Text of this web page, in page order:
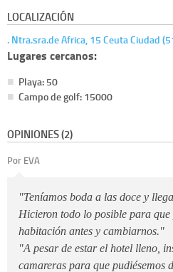
LOCALIZACIÓN
. Ntra.sra.de Africa, 15 Ceuta Ciudad
Lugares cercanos:
Playa: 50
Campo de golf: 15000
OPINIONES (2)
Por EVA
"Teníamos boda a las doce y
Hicieron todo lo posible para
habitación antes y cambiarnos."
"A pesar de estar el hotel lleno,
camareras para que pudiésemos